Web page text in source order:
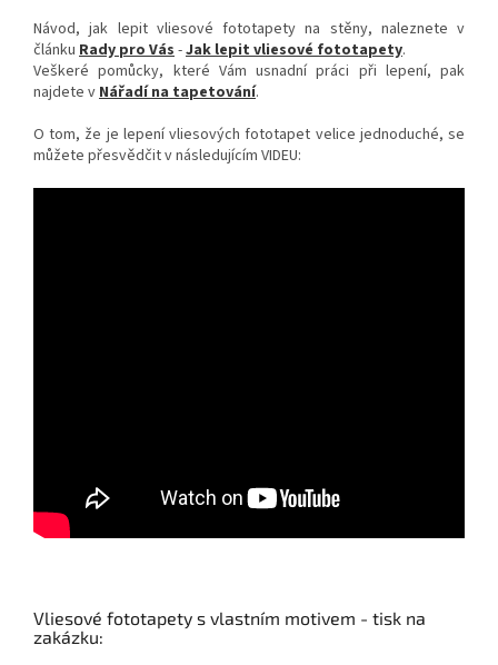
Návod, jak lepit vliesové fototapety na stěny, naleznete v
článku Rady pro Vás-Jak lepit vliesové fototapety.
Veškeré pomůcky, které Vám usnadní práci při lepení, pak
najdete vNářadí na tapetování.
O tom, že je lepení vliesových fototapet velice jednoduché, se
můžete přesvědčit v následujícím VIDEU:
Vliesové fototapety s vlastním motivem - tisk na
zakázku: